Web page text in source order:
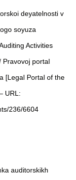
deyatelnosti v
soyuza
Activities
Pravovoj portal
[Legal Portal of the
URL:
236/6604
auditorskikh